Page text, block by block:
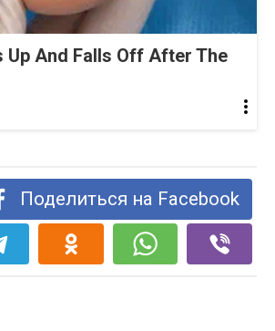
Up And Falls Off After The
Поделиться на Facebook